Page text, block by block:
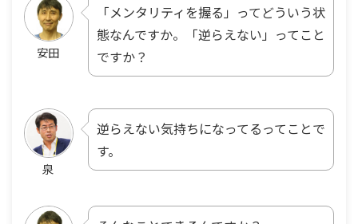
安田
「メンタリティを握る」ってどういう状
態なんですか。「逆らえない」ってこと
ですか？
泉
逆らえない気持ちになってるってことで
す。